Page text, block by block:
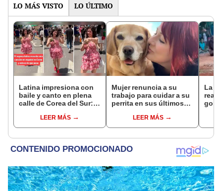
LO MÁS VISTO LO ÚLTIMO
Latina impresiona con
baile y canto en plena
calle de Corea del Sur:
LEER MÁS
Mujer renuncia a su
trabajo para cuidar a su
perrita en sus últimos
LEER MÁS
La